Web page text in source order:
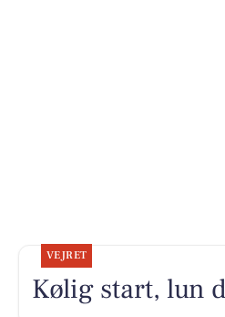
VEJRET
Kølig start, lun